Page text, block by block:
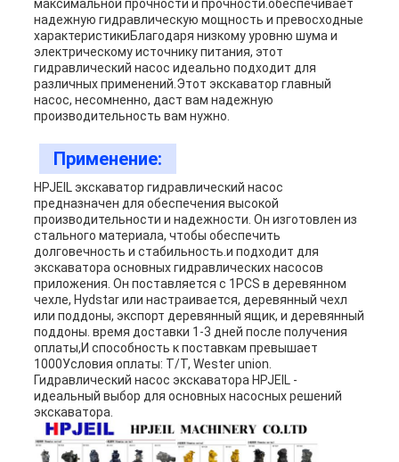
максимальной прочности и прочности.обеспечивает
надежную гидравлическую мощность и превосходные
характеристикиБлагодаря низкому уровню шума и
электрическому источнику питания, этот
гидравлический насос идеально подходит для
различных применений.Этот экскаватор главный
насос, несомненно, даст вам надежную
производительность вам нужно.
Применение:
HPJEIL экскаватор гидравлический насос
предназначен для обеспечения высокой
производительности и надежности. Он изготовлен из
стального материала, чтобы обеспечить
долговечность и стабильность.и подходит для
экскаватора основных гидравлических насосов
приложения. Он поставляется с 1PCS в деревянном
чехле, Hydstar или настраивается, деревянный чехл
или поддоны, экспорт деревянный ящик, и деревянный
поддоны. время доставки 1-3 дней после получения
оплаты,И способность к поставкам превышает
1000Условия оплаты: T/T, Wester union.
Гидравлический насос экскаватора HPJEIL -
идеальный выбор для основных насосных решений
экскаватора.